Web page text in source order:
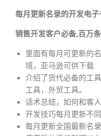
每月更新名录的开发电子
销售开发客户必备,百万
里面有每月可更新的
境，亚马逊可供下载
介绍了货代必备的工
工具，外贸工具。
话术总结，如何和客
开发技巧每月更新不
每月更新全国最新名录